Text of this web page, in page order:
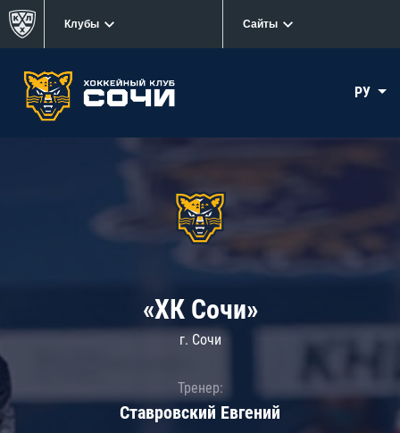
Клубы Сайты
РУ
«ХК Сочи»
г. Сочи
Тренер:
Ставровский Евгений